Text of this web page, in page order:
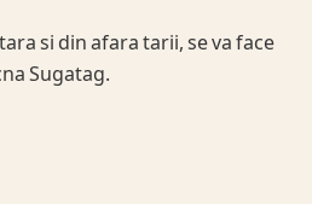
si din afara tarii, se va face
Sugatag.